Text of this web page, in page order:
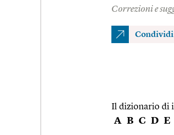
Correzioni e
Condividi
Il dizionario di
A B C D E